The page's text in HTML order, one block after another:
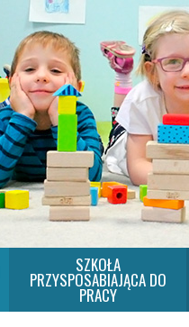
SZKOŁA
PRZYSPOSABIAJĄCA DO
PRACY